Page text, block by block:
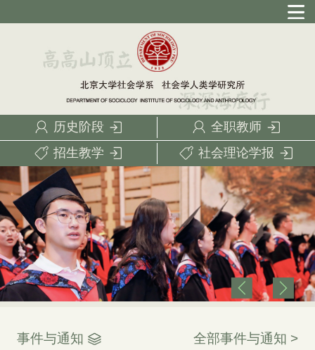
历史阶段
全职教师
招生教学
社会理论学报
事件与通知 全部事件与通知 >